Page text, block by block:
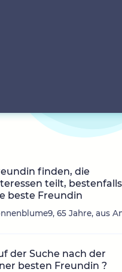
finden, die
teilt, bestenfalls
beste Freundin
65 Jahre, aus
der Suche nach der
besten Freundin ?